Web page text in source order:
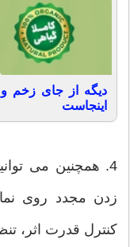
دیگه از جای زخم
اینجاست
4. همچنین می
زدن مجدد روی
کنترل قدرت اثر،